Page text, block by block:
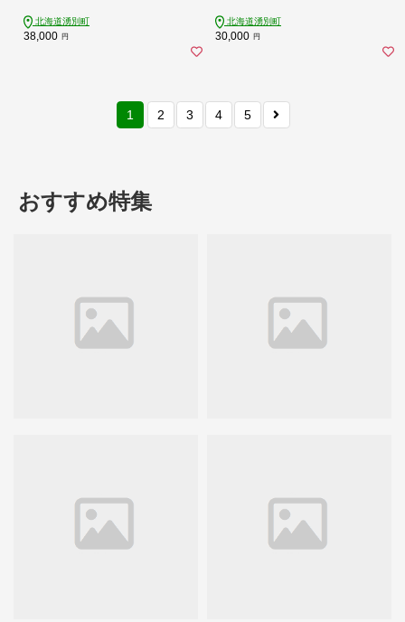
北海道湧別町
38,000 円
北海道湧別町
30,000 円
1 2 3 4 5
おすすめ特集